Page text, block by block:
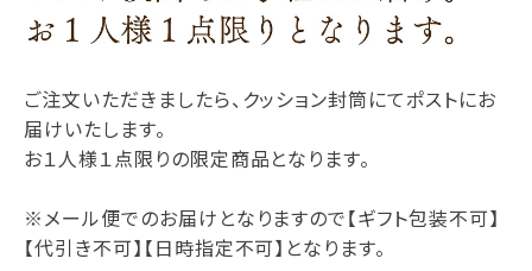
ご注文いただきましたら、クッション封筒にてポストにお
届けいたします。
お１人様１点限りの限定商品となります。
※メール便でのお届けとなりますので【ギフト包装不可】
【代引き不可】【日時指定不可】となります。